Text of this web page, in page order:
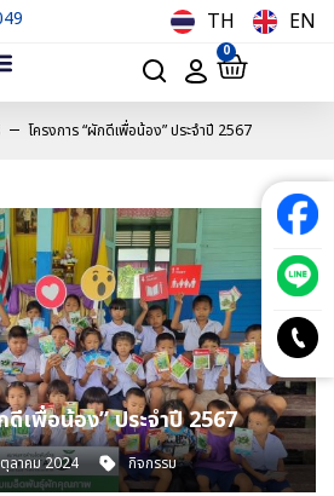
TH EN
0
โครงการ “ผักดีเพื่อน้อง” ประจำปี 2567
ดีเพื่อน้อง” ประจำปี 2567
ลาคม 2024 กิจกรรม